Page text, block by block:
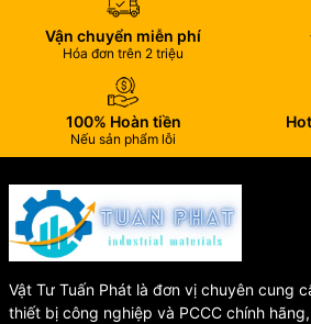
Vận chuyển miễn phí
Hóa đơn trên 2 triệu
100% Hoàn tiền
Nếu sản phẩm lỗi
Vật Tư Tuấn Phát là đơn vị chuyên cung
thiết bị công nghiệp và PCCC chính